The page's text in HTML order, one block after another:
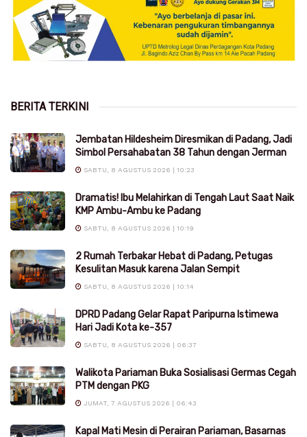
BERITA TERKINI
Jembatan Hildesheim Diresmikan di Padang, Jadi
Simbol Persahabatan 38 Tahun dengan Jerman
SABTU, 8 AGUSTUS 2026 | 10:23
Dramatis! Ibu Melahirkan di Tengah Laut Saat Naik
KMP Ambu-Ambu ke Padang
SABTU, 8 AGUSTUS 2026 | 10:19
2 Rumah Terbakar Hebat di Padang, Petugas
Kesulitan Masuk karena Jalan Sempit
SABTU, 8 AGUSTUS 2026 | 10:14
DPRD Padang Gelar Rapat Paripurna Istimewa
Hari Jadi Kota ke-357
SABTU, 8 AGUSTUS 2026 | 06:37
Walikota Pariaman Buka Sosialisasi Germas Cegah
PTM dengan PKG
JUMAT, 7 AGUSTUS 2026 | 06:43
Kapal Mati Mesin di Perairan Pariaman, Basarnas